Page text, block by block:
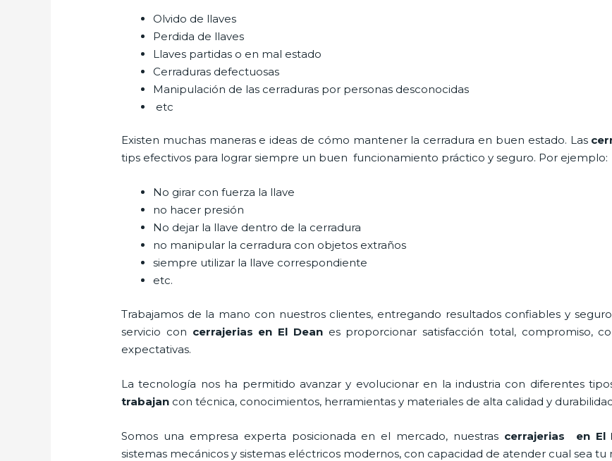
Olvido de llaves
Perdida de llaves
Llaves partidas o en mal estado
Cerraduras defectuosas
Manipulación de las cerraduras por personas desconocidas
etc
Existen muchas maneras e ideas de cómo mantener la cerradura en buen estado. Las
tips efectivos para lograr siempre un buen funcionamiento práctico y seguro. Por ejemplo:
No girar con fuerza la llave
no hacer presión
No dejar la llave dentro de la cerradura
no manipular la cerradura con objetos extraños
siempre utilizar la llave correspondiente
etc.
Trabajamos de la mano con nuestros clientes, entregando resultados confiables y
servicio con cerrajerias en El Deanes proporcionar satisfacción total, compromiso,
expectativas.
La tecnología nos ha permitido avanzar y evolucionar en la industria con diferentes
trabajan con técnica, conocimientos, herramientas y materiales de alta calidad y
Somos una empresa experta posicionada en el mercado, nuestras cerrajerias en El
sistemas mecánicos y sistemas eléctricos modernos, con capacidad de atender cual sea tu